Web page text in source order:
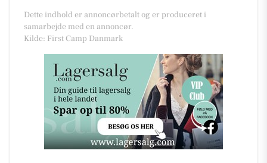
Dette indhold er annoncørbetalt og er produceret i
samarbejde med en annoncør.
Kilde: First Camp Danmark